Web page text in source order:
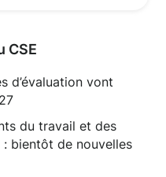
CSE
d’évaluation vont
du travail et des
bientôt de nouvelles